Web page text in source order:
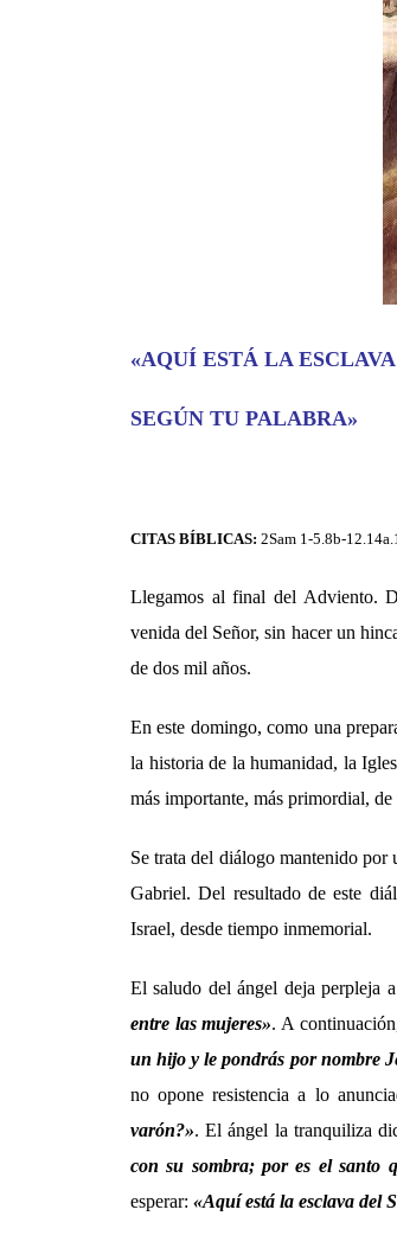
«AQUÍ ESTÁ LA
SEGÚN TU PALABRA»
CITAS BÍBLICAS: 2Sam 1-5.8b-
Llegamos al final del Adviento.
venida del Señor, sin hacer un
de dos mil años.
En este domingo, como una
la historia de la humanidad, la
más importante, más primordial,
Se trata del diálogo mantenido
Gabriel. Del resultado de este
Israel, desde tiempo inmemorial.
El saludo del ángel deja perpleja
entre las mujeres». A
un hijo y le pondrás por nombre
no opone resistencia a lo
varón?». El ángel la tranquiliza
con su sombra; por es el santo
esperar: «Aquí está la esclava del